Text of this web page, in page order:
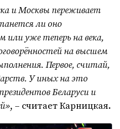
и Москвы переживает
ли оно
или уже теперь на века,
на высшем
Первое, считай,
У иных на это
Беларуси и
, – считает Карницкая.